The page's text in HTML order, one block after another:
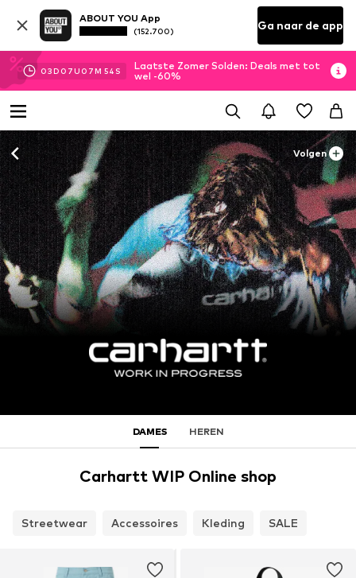
ABOUT YOU App
(152.700) Ga naar de app
03D 07U 07M 52 S
Laatste Zomer Solden: Deals met tot
wel -60%
Volgen
DAMES HEREN
Carhartt WIP Online shop
Streetwear Accessoires Kleding SALE